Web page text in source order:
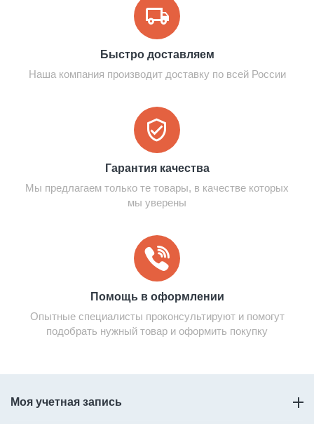
Быстро доставляем
Наша компания производит доставку по всей России
Гарантия качества
Мы предлагаем только те товары, в качестве которых
мы уверены
Помощь в оформлении
Опытные специалисты проконсультируют и помогут
подобрать нужный товар и оформить покупку
Моя учетная запись